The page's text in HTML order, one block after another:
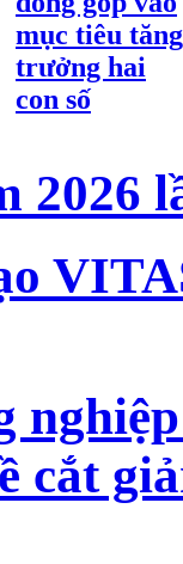
mục tiêu tăng
trưởng hai
con số
2026
cắt